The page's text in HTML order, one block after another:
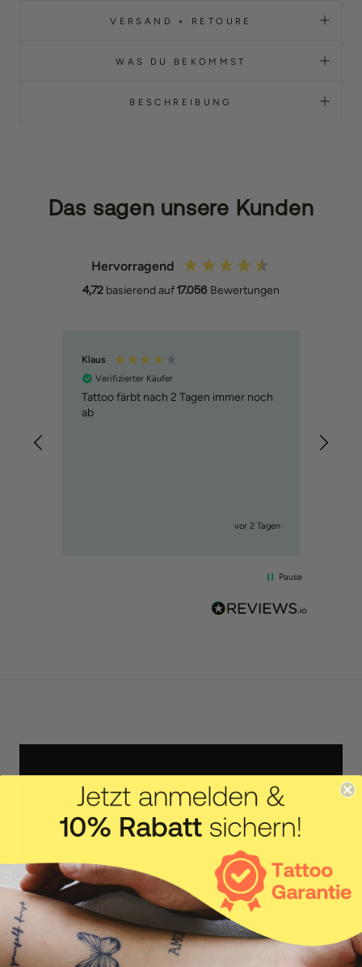
VERSAND + RETOURE
WAS DU BEKOMMST
BESCHREIBUNG
Das sagen unsere Kunden
Hervorragend
4,72 basierend auf17.056 Bewertungen
Klaus
Verifizierter Käufer
Tattoo färbt nach 2 Tagen immer noch
ab
vor 2 Tagen
Pause